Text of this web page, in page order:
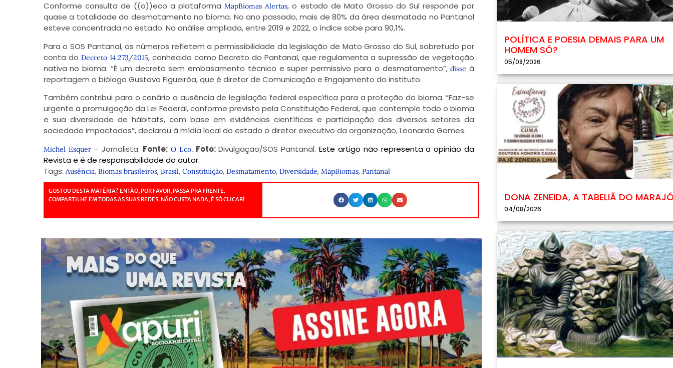
Conforme consulta de ((o))eco a plataformaMapBiomas Alertas, o estado de Mato Grosso do Sul responde por
quase a totalidade do desmatamento no bioma. No ano passado, mais de 80% da área desmatada no Pantanal
esteve concentrada no estado. Na análise ampliada, entre 2019 e 2022, o índice sobe para 90,1%.
Para o SOS Pantanal, os números refletem a permissibilidade da legislação de Mato Grosso do Sul, sobretudo por
conta do Decreto 14.273/2015, conhecido como Decreto do Pantanal, que regulamenta a supressão de vegetação
nativa no bioma. “É um decreto sem embasamento técnico e super permissivo para o desmatamento”,disse à
reportagem o biólogo Gustavo Figueirôa, que é diretor de Comunicação e Engajamento do instituto.
Também contribui para o cenário a ausência de legislação federal específica para a proteção do bioma. “Faz-se
urgente a promulgação da Lei Federal, conforme previsto pela Constituição Federal, que contemple todo o bioma
e sua diversidade de hábitats, com base em evidências científicas e participação dos diversos setores da
sociedade impactados”,declarou à mídia local do estado o diretor executivo da organização, Leonardo Gomes.
Michel Esquer– Jornalista. Fonte: O Eco. Foto:Divulgação/SOS Pantanal.Este artigo não representa a opinião da
Revista e é de responsabilidade do autor.
Tags: Ausência, Biomas brasileiros, Brasil, Constituição, Desmatamento, Diversidade, MapBiomas, Pantanal
GOSTOU DESTA MATÉRIA? ENTÃO, POR FAVOR, PASSA PRA FRENTE.
COMPARTILHE EM TODAS AS SUAS REDES. NÃO CUSTA NADA, É SÓ CLICAR!
POLÍTICA E POESIA DEMAIS PARA UM
HOMEM SÓ?
05/08/2026
DONA ZENEIDA, A TABELIÃ DO
04/08/2026